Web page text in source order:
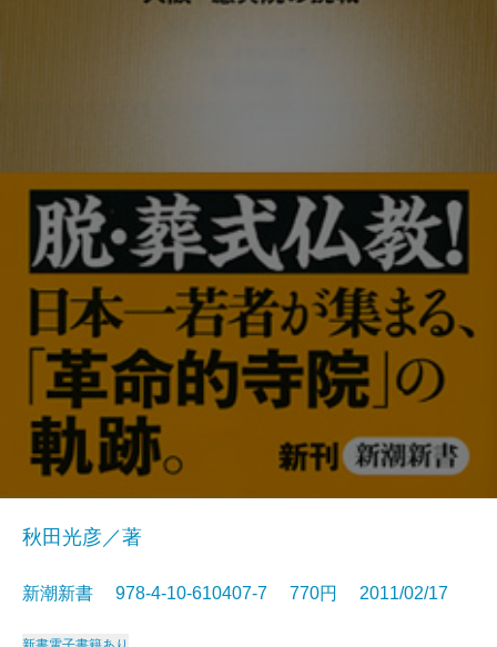
秋田光彦／著
新潮新書 978-4-10-610407-7 770円 2011/02/17